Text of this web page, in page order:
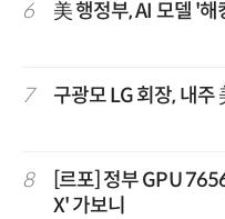
6 美 행정부, AI 모델 '
7 구광모 LG 회장, 내주
8
[르포] 정부 GPU
X' 가보니